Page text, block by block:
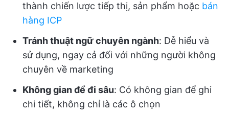
thành chiến lược tiếp thị, sản phẩm hoặc bán
hàng ICP
Tránh thuật ngữ chuyên ngành: Dễ hiểu và
sử dụng, ngay cả đối với những người không
chuyên về marketing
Không gian để đi sâu: Có không gian để ghi
chi tiết, không chỉ là các ô chọn